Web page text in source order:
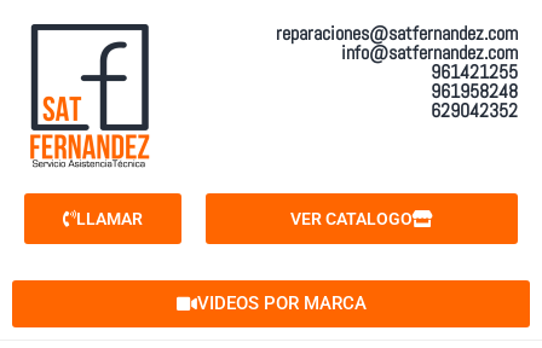
reparaciones@satfernandez.com
info@satfernandez.com
961421255
961958248
629042352
LLAMAR VER CATALOGO
VIDEOS POR MARCA